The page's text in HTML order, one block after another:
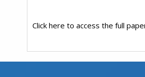
Click here to access the full